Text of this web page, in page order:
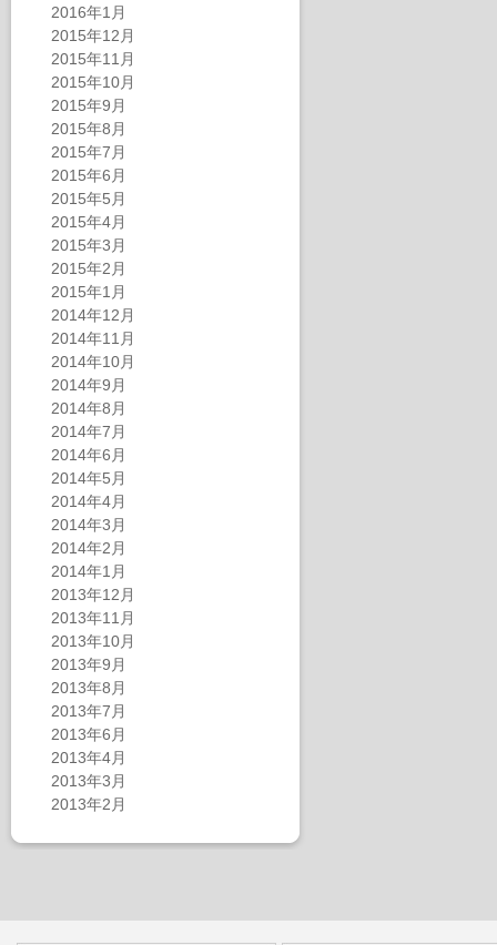
2016年1月
2015年12月
2015年11月
2015年10月
2015年9月
2015年8月
2015年7月
2015年6月
2015年5月
2015年4月
2015年3月
2015年2月
2015年1月
2014年12月
2014年11月
2014年10月
2014年9月
2014年8月
2014年7月
2014年6月
2014年5月
2014年4月
2014年3月
2014年2月
2014年1月
2013年12月
2013年11月
2013年10月
2013年9月
2013年8月
2013年7月
2013年6月
2013年4月
2013年3月
2013年2月